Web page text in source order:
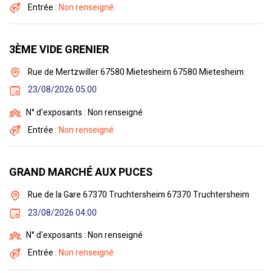
Entrée :Non renseigné
3ÈME VIDE GRENIER
Rue de Mertzwiller 67580 Mietesheim 67580 Mietesheim
23/08/2026 05:00
N° d'exposants : Non renseigné
Entrée :Non renseigné
GRAND MARCHÉ AUX PUCES
Rue de la Gare 67370 Truchtersheim 67370 Truchtersheim
23/08/2026 04:00
N° d'exposants : Non renseigné
Entrée :Non renseigné